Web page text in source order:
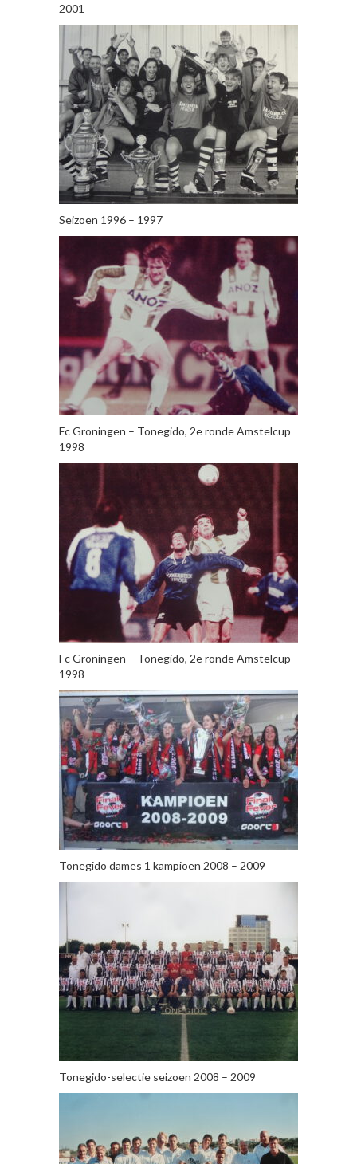
2001
Seizoen 1996 – 1997
Fc Groningen – Tonegido, 2e ronde Amstelcup
1998
Fc Groningen – Tonegido, 2e ronde Amstelcup
1998
Tonegido dames 1 kampioen 2008 – 2009
Tonegido-selectie seizoen 2008 – 2009